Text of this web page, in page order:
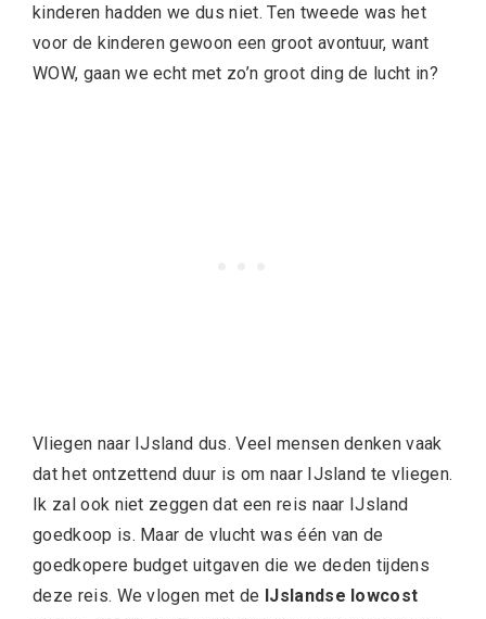
kinderen hadden we dus niet. Ten tweede was het
voor de kinderen gewoon een groot avontuur, want
WOW, gaan we echt met zo’n groot ding de lucht in?
Vliegen naar IJsland dus. Veel mensen denken vaak
dat het ontzettend duur is om naar IJsland te vliegen.
Ik zal ook niet zeggen dat een reis naar IJsland
goedkoop is. Maar de vlucht was één van de
goedkopere budget uitgaven die we deden tijdens
deze reis. We vlogen met de IJslandse lowcost